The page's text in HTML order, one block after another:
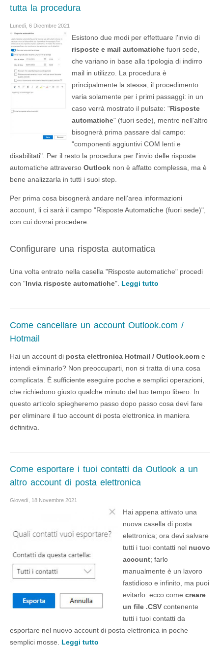
tutta la procedura
Lunedì, 6 Dicembre 2021
Esistono due modi per effettuare l'invio di
risposte e mail automatiche fuori sede,
che variano in base alla tipologia di indirro
mail in utilizzo. La procedura è
principalmente la stessa, il procedimento
varia solamente per i primi passaggi: in un
caso verrà mostrato il pulsate: "Risposte
automatiche" (fuori sede), mentre nell'altro
bisognerà prima passare dal campo:
"componenti aggiuntivi COM lenti e
disabilitati". Per il resto la procedura per l'invio delle risposte
automatiche attraverso Outlook non è affatto complessa, ma è
bene analizzarla in tutti i suoi step.
Per prima cosa bisognerà andare nell'area informazioni
account, li ci sarà il campo "Risposte Automatiche (fuori sede)",
con cui dovrai procedere.
Configurare una risposta automatica
Una volta entrato nella casella "Risposte automatiche" procedi
con "Invia risposte automatiche". Leggi tutto
Come cancellare un account Outlook.com /
Hotmail
Hai un account di posta elettronica Hotmail / Outlook.com e
intendi eliminarlo? Non preoccuparti, non si tratta di una cosa
complicata. É sufficiente eseguire poche e semplici operazioni,
che richiedono giusto qualche minuto del tuo tempo libero. In
questo articolo spiegheremo passo dopo passo cosa devi fare
per eliminare il tuo account di posta elettronica in maniera
definitiva.
Come esportare i tuoi contatti da Outlook a un
altro account di posta elettronica
Giovedì, 18 Novembre 2021
Hai appena attivato una
nuova casella di posta
elettronica; ora devi salvare
tutti i tuoi contatti nel nuovo
account; farlo
manualmente è un lavoro
fastidioso e infinito, ma puoi
evitarlo: ecco come creare
un file .CSV contenente
tutti i tuoi contatti da
esportare nel nuovo account di posta elettronica in poche
semplici mosse. Leggi tutto